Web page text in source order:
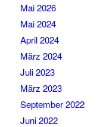
Mai 2026
Mai 2024
April 2024
März 2024
Juli 2023
März 2023
September 2022
Juni 2022